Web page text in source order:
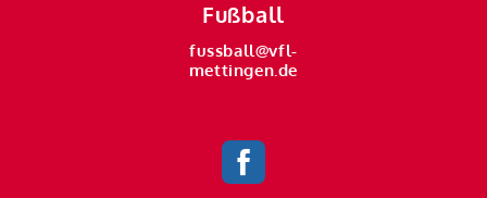
Fußball
fussball@vfl-
mettingen.de